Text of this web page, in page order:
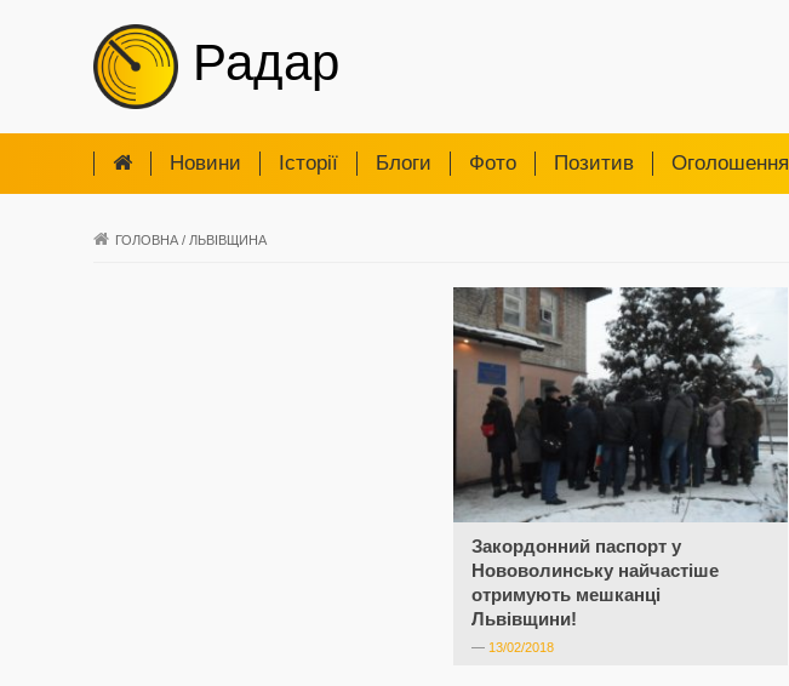
Радар
Новини Iсторії Блоги Фото Позитив Оголошення
ГОЛОВНА / ЛЬВІВЩИНА
Закордонний паспорт у
Нововолинську найчастіше
отримують мешканці
Львівщини!
— 13/02/2018